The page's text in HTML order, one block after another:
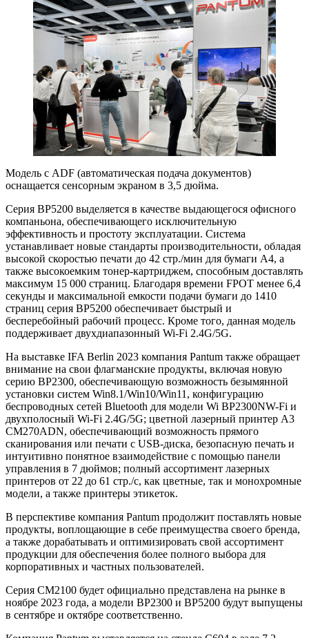
Модель с ADF (автоматическая подача документов)
оснащается сенсорным экраном в 3,5 дюйма.
Серия BP5200 выделяется в качестве выдающегося офисного
компаньона, обеспечивающего исключительную
эффективность и простоту эксплуатации. Система
устанавливает новые стандарты производительности, обладая
высокой скоростью печати до 42 стр./мин для бумаги A4, а
также высокоемким тонер-картриджем, способным доставлять
максимум 15 000 страниц. Благодаря времени FPOT менее 6,4
секунды и максимальной емкости подачи бумаги до 1410
страниц серия BP5200 обеспечивает быстрый и
бесперебойный рабочий процесс. Кроме того, данная модель
поддерживает двухдиапазонный Wi-Fi 2.4G/5G.
На выставке IFA Berlin 2023 компания Pantum также обращает
внимание на свои флагманские продукты, включая новую
серию BP2300, обеспечивающую возможность безымянной
установки систем Win8.1/Win10/Win11, конфигурацию
беспроводных сетей Bluetooth для модели Wi BP2300NW-Fi и
двухполосный Wi-Fi 2.4G/5G; цветной лазерный принтер A3
CM270ADN, обеспечивающий возможность прямого
сканирования или печати с USB-диска, безопасную печать и
интуитивно понятное взаимодействие с помощью панели
управления в 7 дюймов; полный ассортимент лазерных
принтеров от 22 до 61 стр./с, как цветные, так и монохромные
модели, а также принтеры этикеток.
В перспективе компания Pantum продолжит поставлять новые
продукты, воплощающие в себе преимущества своего бренда,
а также дорабатывать и оптимизировать свой ассортимент
продукции для обеспечения более полного выбора для
корпоративных и частных пользователей.
Серия CM2100 будет официально представлена на рынке в
ноябре 2023 года, а модели BP2300 и BP5200 будут выпущены
в сентябре и октябре соответственно.